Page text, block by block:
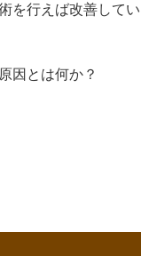
を行えば改善してい
因とは何か？